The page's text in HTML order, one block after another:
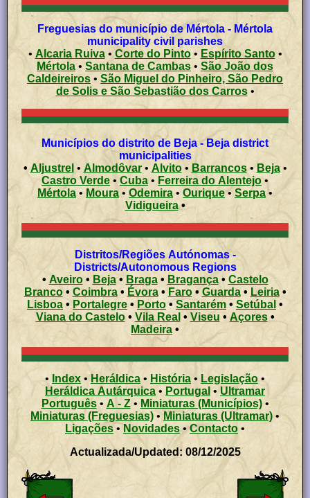
Freguesias do município de Mértola - Mértola
municipality civil parishes
•
Alcaria Ruiva• Corte do Pinto• Espírito Santo•
Mértola • Santana de Cambas • São João dos
Caldeireiros • São Miguel do Pinheiro, São Pedro
de Solis e São Sebastião dos Carros•
Municípios do distrito de Beja - Beja district
municipalities
• Aljustrel • Almodôvar• Alvito• Barrancos•Beja•
Castro Verde • Cuba • Ferreira do Alentejo•
Mértola • Moura • Odemira • Ourique• Serpa •
Vidigueira •
Distritos/Regiões Autónomas -
Districts/Autonomous Regions
• Aveiro• Beja•Braga• Bragança• Castelo
Branco• Coimbra• Évora• Faro• Guarda• Leiria•
Lisboa • Portalegre•Porto• Santarém • Setúbal •
Viana do Castelo• Vila Real •Viseu • Açores •
Madeira •
• Index • Heráldica • História • Legislação •
Heráldica Autárquica • Portugal • Ultramar
Português• A - Z• Miniaturas (Municípios)•
Miniaturas (Freguesias) • Miniaturas (Ultramar)•
Ligações •Novidades•Contacto •
Actualizada/Updated: 08/12/2025